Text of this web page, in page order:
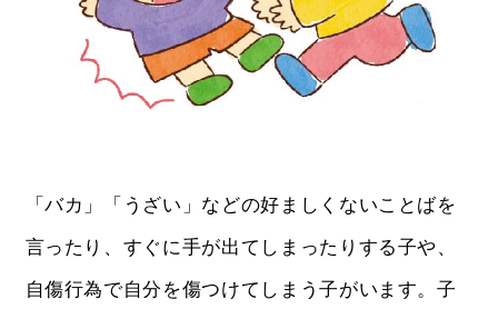
「バカ」「うざい」などの好ましくないことばを
言ったり、すぐに手が出てしまったりする子や、
自傷行為で自分を傷つけてしまう子がいます。子